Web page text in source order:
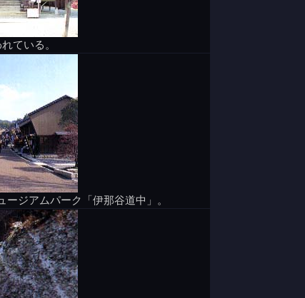
ている。
ジアムパーク「伊那谷道中」。